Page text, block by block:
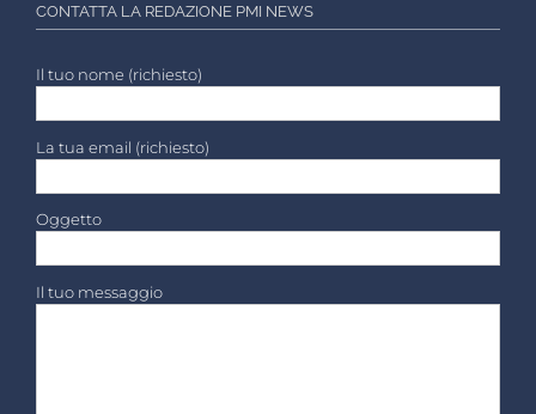
CONTATTA LA REDAZIONE PMI NEWS
Il tuo nome (richiesto)
La tua email (richiesto)
Oggetto
Il tuo messaggio